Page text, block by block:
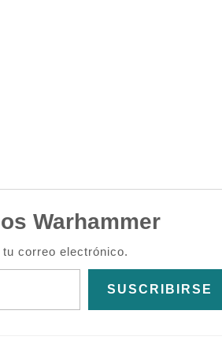
Warhammer
correo electrónico.
SUSCRIBIRSE